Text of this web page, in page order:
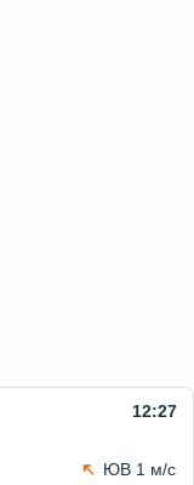
12:27
ЮВ 1 м/с